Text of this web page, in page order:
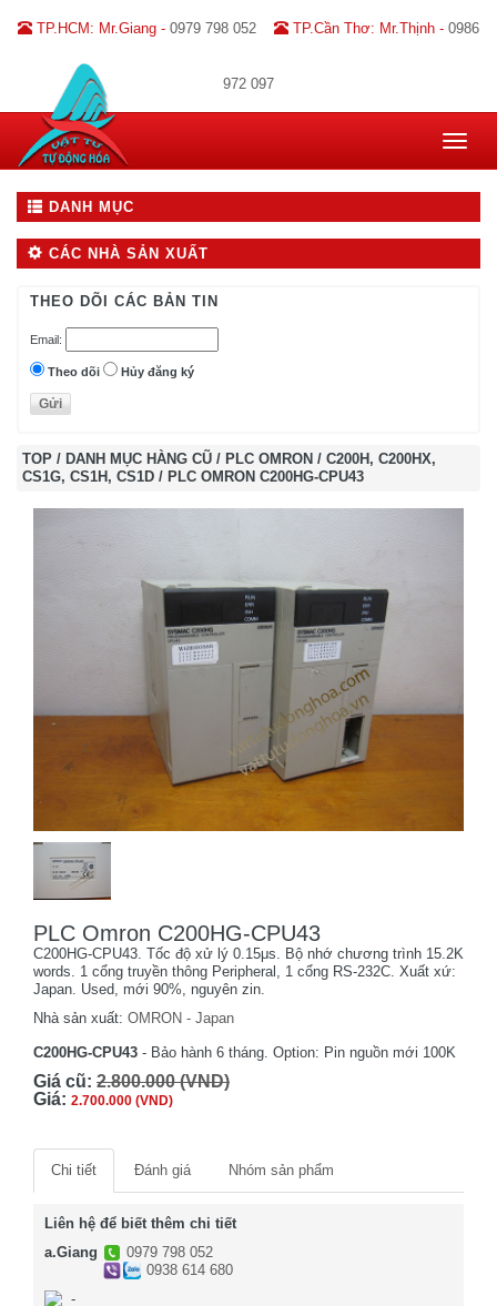
TP.HCM: Mr.Giang - 0979 798 052 TP.Cần Thơ: Mr.Thịnh - 0986
972 097
Toggle
DANH MỤC
CÁC NHÀ SẢN XUẤT
THEO DÕI CÁC BẢN TIN
Email:
Theo dõi Hủy đăng ký
TOP / DANH MỤC HÀNG CŨ / PLC OMRON / C200H, C200HX,
CS1G, CS1H, CS1D / PLC OMRON C200HG-CPU43
PLC Omron C200HG-CPU43
C200HG-CPU43. Tốc độ xử lý 0.15μs. Bộ nhớ chương trình 15.2K
words. 1 cổng truyền thông Peripheral, 1 cổng RS-232C. Xuất xứ:
Japan. Used, mới 90%, nguyên zin.
Nhà sản xuất: OMRON - Japan
C200HG-CPU43 - Bảo hành 6 tháng. Option: Pin nguồn mới 100K
Giá cũ: 2.800.000 (VND)
Giá: 2.700.000 (VND)
Chi tiết Đánh giá Nhóm sản phẩm
Liên hệ để biết thêm chi tiết
a.Giang
0979 798 052
0938 614 680
-